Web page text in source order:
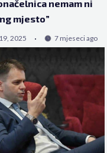
nemam ni
mjesto”
2025 7 mjeseci ago